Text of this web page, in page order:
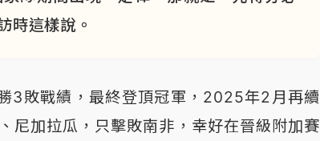
時這樣說。
3敗戰績，最終登頂冠軍，2025年2月再續
尼加拉瓜，只擊敗南非，幸好在晉級附加賽